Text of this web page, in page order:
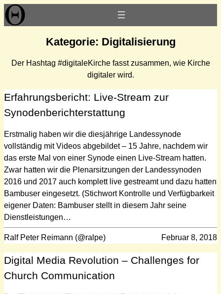
Zum
Inhalt
Kategorie: Digitalisierung
Der Hashtag #digitaleKirche fasst zusammen, wie Kirche
digitaler wird.
Erfahrungsbericht: Live-Stream zur
Synodenberichterstattung
Erstmalig haben wir die diesjährige Landessynode
vollständig mit Videos abgebildet – 15 Jahre, nachdem wir
das erste Mal von einer Synode einen Live-Stream hatten.
Zwar hatten wir die Plenarsitzungen der Landessynoden
2016 und 2017 auch komplett live gestreamt und dazu hatten
Bambuser eingesetzt. (Stichwort Kontrolle und Verfügbarkeit
eigener Daten: Bambuser stellt in diesem Jahr seine
Dienstleistungen…
Ralf Peter Reimann (@ralpe) Februar 8, 2018
Digital Media Revolution – Challenges for
Church Communication